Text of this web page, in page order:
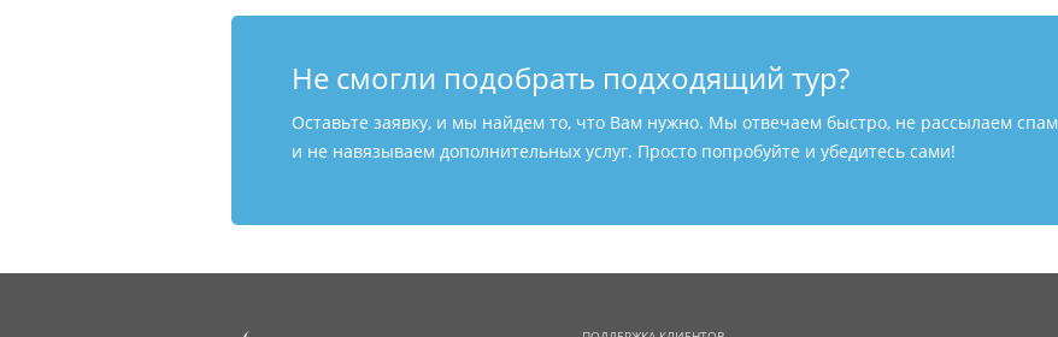
Не смогли подобрать подходящий тур?
Оставьте заявку, и мы найдем то, что Вам нужно. Мы отвечаем быстро, не рассылаем спам
и не навязываем дополнительных услуг. Просто попробуйте и убедитесь сами!